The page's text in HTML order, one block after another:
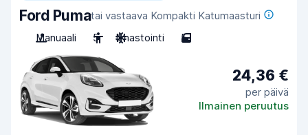
Ford Pumatai vastaava Kompakti Katumaasturi
Manuaali
5 Ilmastointi 5
24,36 €
per päivä
Ilmainen peruutus